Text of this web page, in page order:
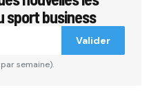
sport business
Valider
semaine).